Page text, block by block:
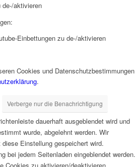
aktivieren
Einbettungen zu de-/aktivieren
Cookies und Datenschutzbestimmungen
.
Verberge nur die Benachrichtigung
dauerhaft ausgeblendet wird und
wurde, abgelehnt werden. Wir
Einstellung gespeichert wird.
bei jedem Seitenladen eingeblendet werden.